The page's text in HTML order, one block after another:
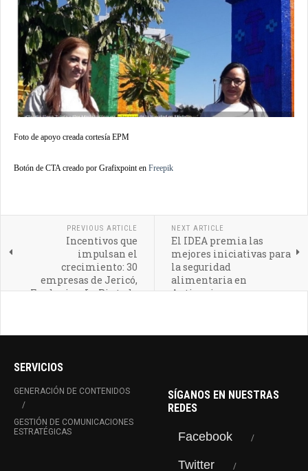
Foto de apoyo creada cortesía EPM
Botón de CTA creado por Grafixpoint en Freepik
PREVIOUS ARTICLE
Incentivos que
impulsan el
crecimiento: 30
empresas de Jericó,
Fredonia y La Pintada
NEXT ARTICLE
El IDEA premia las
mejores iniciativas para
la seguridad
alimentaria en
Antioquia
SERVICIOS
GENERACIÓN DE CONTENIDOS
GESTIÓN DE COMUNICACIONES
ESTRATÉGICAS
SÍGANOS EN NUESTRAS
REDES
Facebook
Twitter